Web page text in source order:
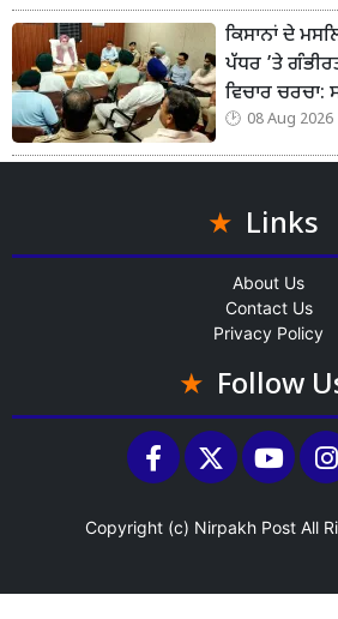
ਕਿਸਾਨਾਂ ਦੇ
ਪੱਧਰ ’ਤੇ
ਵਿਚਾਰ ਚਰਚਾ:
08 Aug 2026
Links
About Us
Contact Us
Privacy Policy
Follow
Copyright (c) Nirpakh Post All